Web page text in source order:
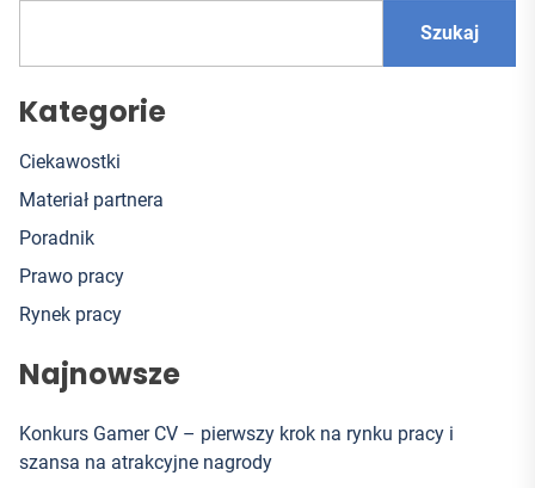
Szukaj
Kategorie
Ciekawostki
Materiał partnera
Poradnik
Prawo pracy
Rynek pracy
Najnowsze
Konkurs Gamer CV – pierwszy krok na rynku pracy i
szansa na atrakcyjne nagrody